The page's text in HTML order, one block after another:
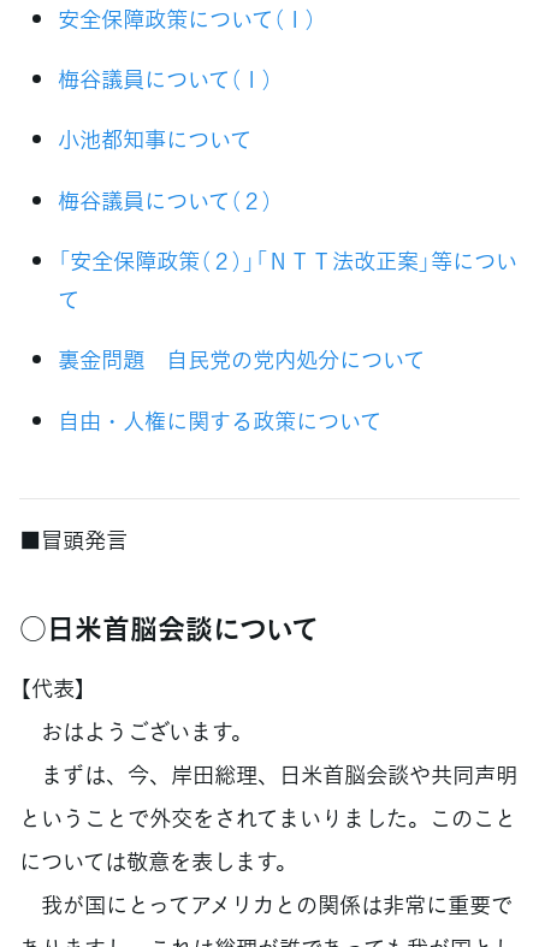
安全保障政策について（１）
梅谷議員について（１）
小池都知事について
梅谷議員について（２）
「安全保障政策（２）」「ＮＴＴ法改正案」等につい
て
裏金問題 自民党の党内処分について
自由・人権に関する政策について
■冒頭発言
○日米首脳会談について
【代表】
おはようございます。
まずは、今、岸田総理、日米首脳会談や共同声明
ということで外交をされてまいりました。このこと
については敬意を表します。
我が国にとってアメリカとの関係は非常に重要で